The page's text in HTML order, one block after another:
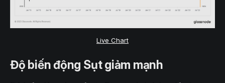
Live Chart
Độ biến động Sụt giảm mạnh